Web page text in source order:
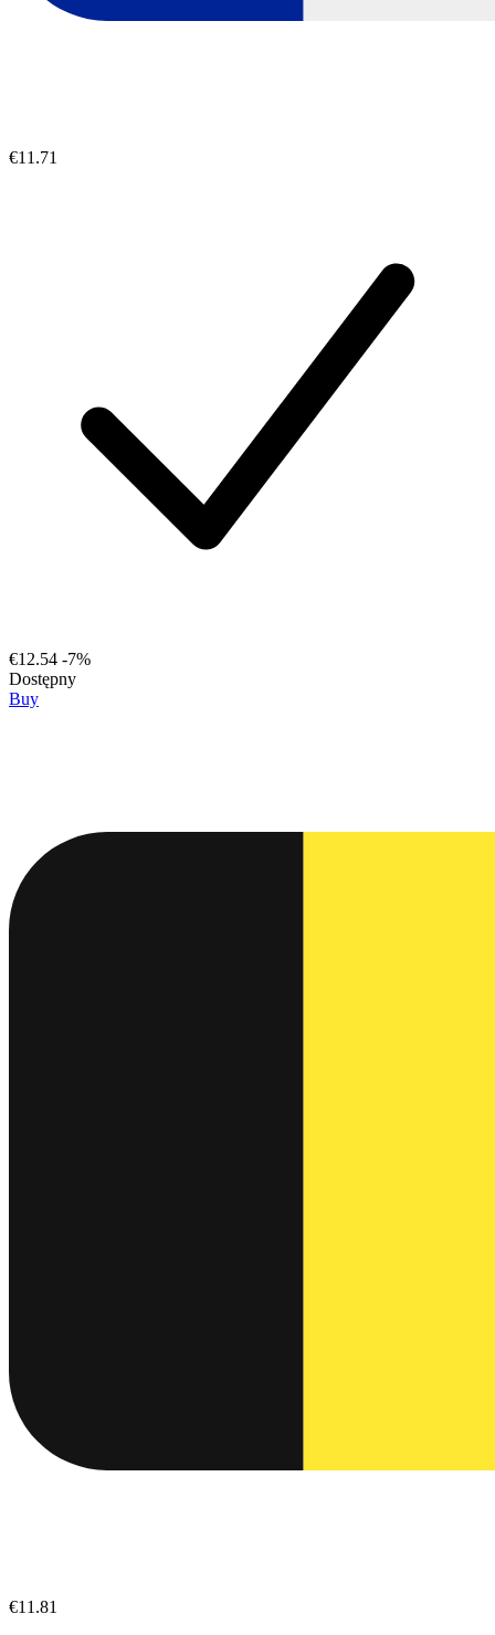
€11.71
€12.54 -7%
Dostępny
Buy
€11.81